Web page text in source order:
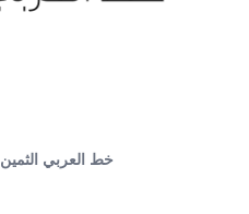
GE THAMEEN خط العربي الثمين